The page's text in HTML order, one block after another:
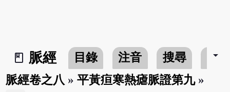
book_2
脈經 目錄 注音 搜尋 書介
arrow_drop_down
脈經卷之八 »平黃疸寒熱瘧脈證第九»